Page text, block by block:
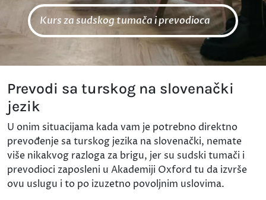
Kurs za sudskog tumača i prevodioca
Prevodi sa turskog na slovenački
jezik
U onim situacijama kada vam je potrebno direktno
prevođenje sa turskog jezika na slovenački, nemate
više nikakvog razloga za brigu, jer su sudski tumači i
prevodioci zaposleni u Akademiji Oxford tu da izvrše
ovu uslugu i to po izuzetno povoljnim uslovima.